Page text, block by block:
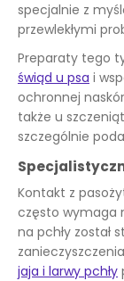
specjalnie z
przewlekłymi
Preparaty tego
świąd u psa i
ochronnej
także u
szczególnie
Kontakt z
często wymaga
na pchły został
jaja i larwy pchły